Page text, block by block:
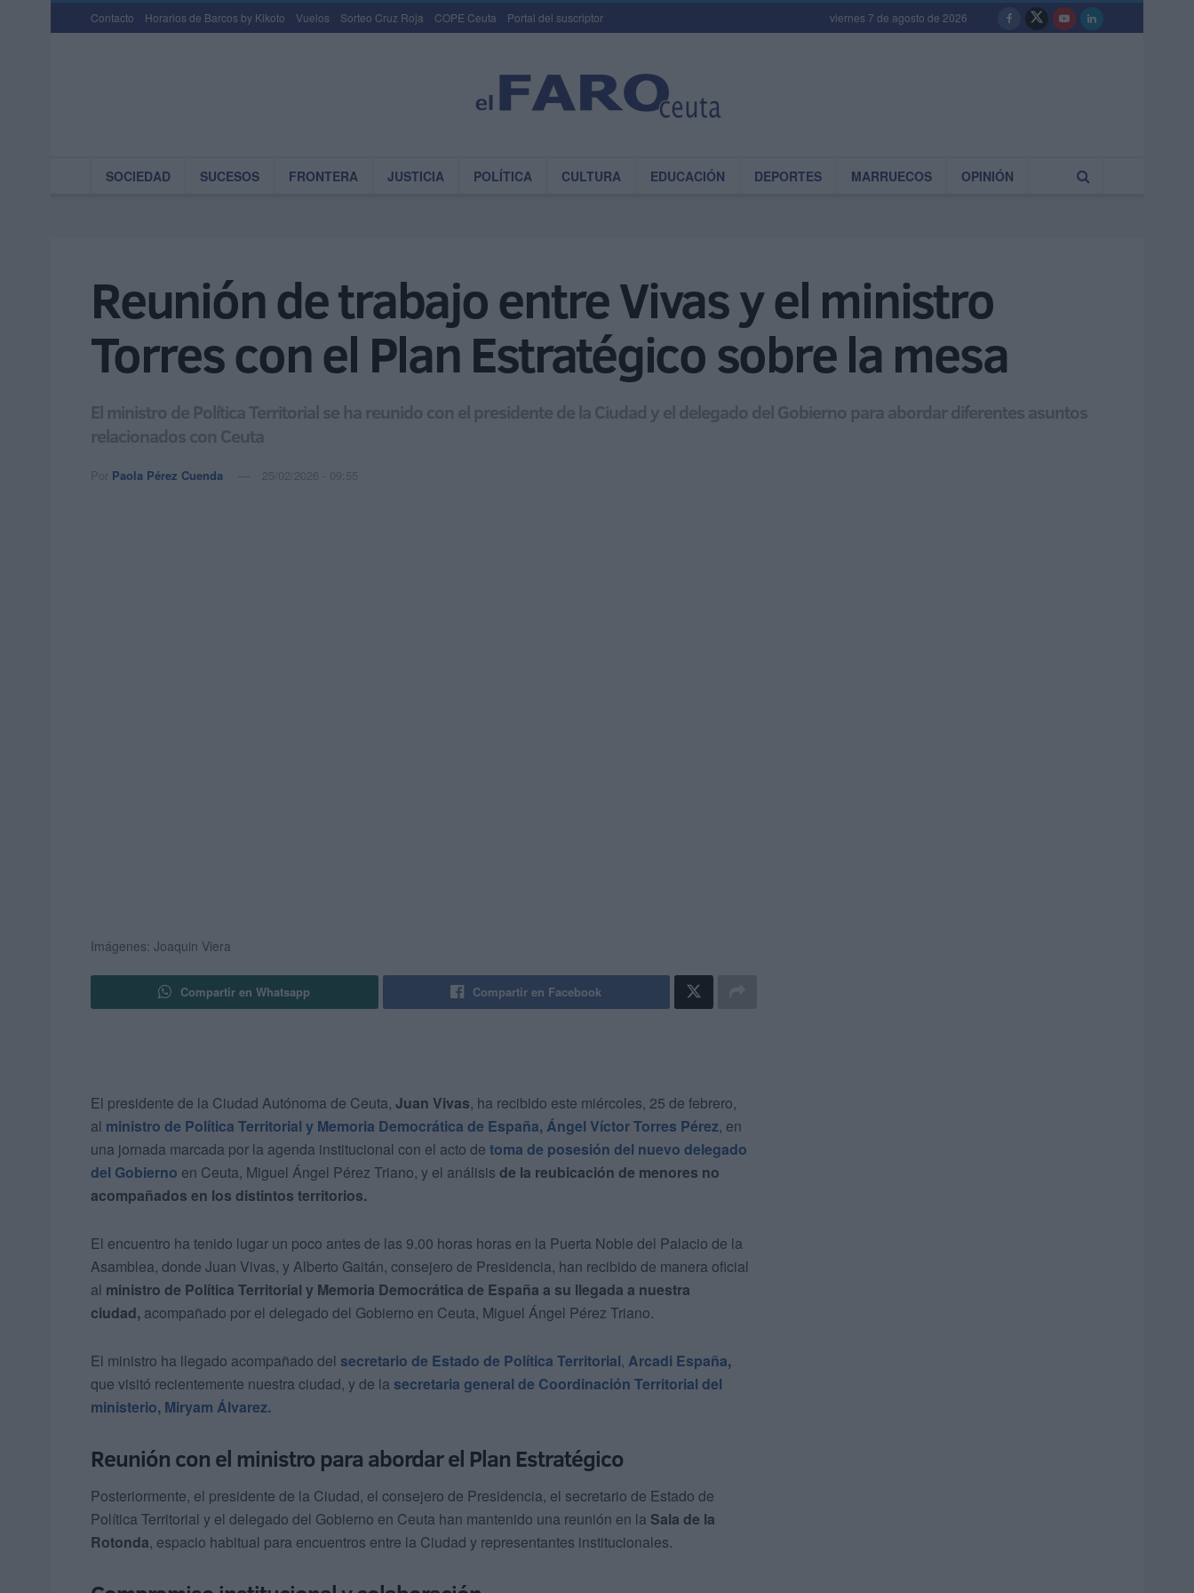
Contacto Horarios de Barcos by Kikoto Vuelos Sorteo Cruz Roja COPE Ceuta Portal del suscriptor viernes 7 de agosto de 2026
SOCIEDAD SUCESOS FRONTERA JUSTICIA POLÍTICA CULTURA EDUCACIÓN DEPORTES MARRUECOS OPINIÓN
Reunión de trabajo entre Vivas y el ministro
Torres con el Plan Estratégico sobre la mesa
El ministro de Política Territorial se ha reunido con el presidente de la Ciudad y el delegado del Gobierno para abordar diferentes asuntos
relacionados con Ceuta
Por Paola Pérez Cuenda 25/02/2026 - 09:55
Imágenes: Joaquin Viera
Compartir en Whatsapp Compartir en Facebook
El presidente de la Ciudad Autónoma de Ceuta, Juan Vivas, ha recibido este miércoles, 25 de febrero,
al ministro de Política Territorial y Memoria Democrática de España, Ángel Víctor Torres Pérez, en
una jornada marcada por la agenda institucional con el acto de toma de posesión del nuevo delegado
del Gobierno en Ceuta, Miguel Ángel Pérez Triano, y el análisis de la reubicación de menores no
acompañados en los distintos territorios.
El encuentro ha tenido lugar un poco antes de las 9.00 horas horas en la Puerta Noble del Palacio de la
Asamblea, donde Juan Vivas, y Alberto Gaitán, consejero de Presidencia, han recibido de manera oficial
al ministro de Política Territorial y Memoria Democrática de España a su llegada a nuestra
ciudad, acompañado por el delegado del Gobierno en Ceuta, Miguel Ángel Pérez Triano.
El ministro ha llegado acompañado del secretario de Estado de Política Territorial, Arcadi España,
que visitó recientemente nuestra ciudad, y de la secretaria general de Coordinación Territorial del
ministerio, Miryam Álvarez.
Reunión con el ministro para abordar el Plan Estratégico
Posteriormente, el presidente de la Ciudad, el consejero de Presidencia, el secretario de Estado de
Política Territorial y el delegado del Gobierno en Ceuta han mantenido una reunión en la Sala de la
Rotonda, espacio habitual para encuentros entre la Ciudad y representantes institucionales.